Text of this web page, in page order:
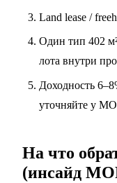
Land lease /
Один тип 402
лота внутри
Доходность
уточняйте у
На что
(инсайд